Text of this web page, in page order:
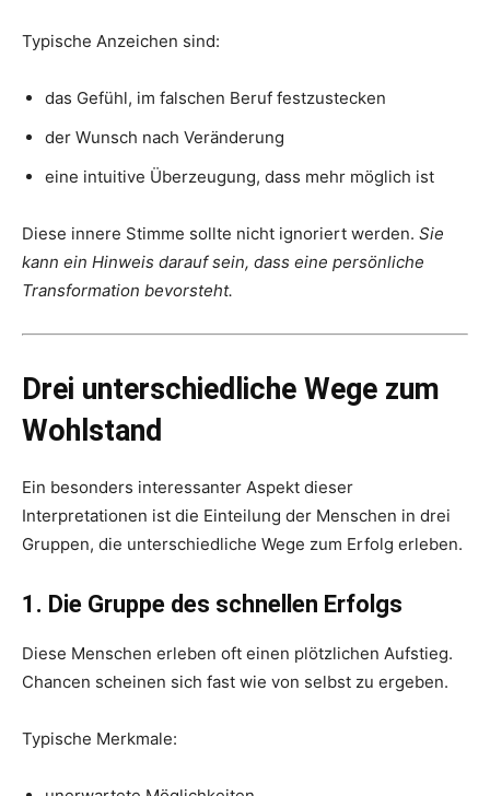
Typische Anzeichen sind:
das Gefühl, im falschen Beruf festzustecken
der Wunsch nach Veränderung
eine intuitive Überzeugung, dass mehr möglich ist
Diese innere Stimme sollte nicht ignoriert werden. Sie
kann ein Hinweis darauf sein, dass eine persönliche
Transformation bevorsteht.
Drei unterschiedliche Wege zum
Wohlstand
Ein besonders interessanter Aspekt dieser
Interpretationen ist die Einteilung der Menschen in drei
Gruppen, die unterschiedliche Wege zum Erfolg erleben.
1. Die Gruppe des schnellen Erfolgs
Diese Menschen erleben oft einen plötzlichen Aufstieg.
Chancen scheinen sich fast wie von selbst zu ergeben.
Typische Merkmale: